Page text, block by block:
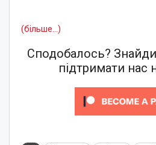
(більше…)
Сподобалось?
підтримати нас